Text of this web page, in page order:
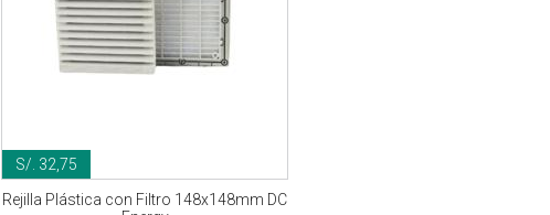
S/. 32,75
Rejilla Plástica con Filtro 148x148mm DC